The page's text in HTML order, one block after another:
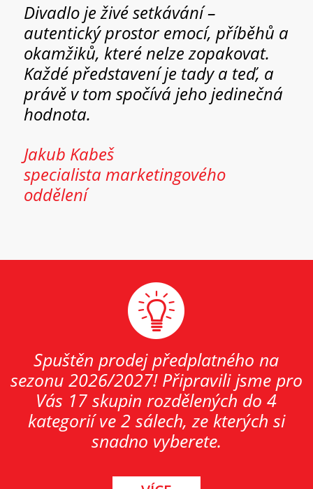
Divadlo je živé setkávání –
autentický prostor emocí, příběhů a
okamžiků, které nelze zopakovat.
Každé představení je tady a teď, a
právě v tom spočívá jeho jedinečná
hodnota.
Jakub Kabeš
specialista marketingového
oddělení
Spuštěn prodej předplatného na
sezonu 2026/2027! Připravili jsme pro
Vás 17 skupin rozdělených do 4
kategorií ve 2 sálech, ze kterých si
snadno vyberete.